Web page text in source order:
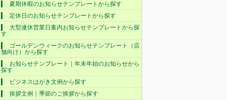
夏期休暇のお知らせテンプレートから探す
定休日のお知らせテンプレートから探す
大型連休営業日案内お知らせテンプレートから探
す
ゴールデンウィークのお知らせテンプレート（店
舗向け）から探す
お知らせテンプレート｜年末年始のお知らせから
探す
ビジネスはがき文例から探す
挨拶文例｜季節のご挨拶から探す